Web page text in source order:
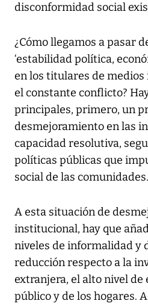
disconformidad social
¿Cómo llegamos a pasar
‘estabilidad política,
en los titulares de
el constante conflicto?
principales, primero, un
desmejoramiento en las
capacidad resolutiva,
políticas públicas que
social de las comunidades.
A esta situación de
institucional, hay que
niveles de informalidad y
reducción respecto a la
extranjera, el alto nivel
público y de los hogares.